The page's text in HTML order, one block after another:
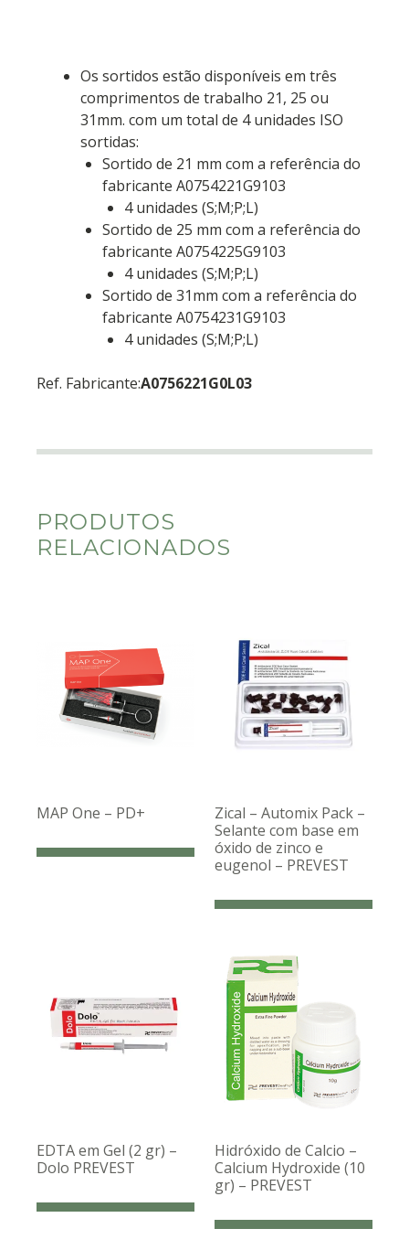
Os sortidos estão disponíveis em três
comprimentos de trabalho 21, 25 ou
31mm. com um total de 4 unidades ISO
sortidas:
Sortido de 21 mm com a referência do
fabricante A0754221G9103
4 unidades (S;M;P;L)
Sortido de 25 mm com a referência do
fabricante A0754225G9103
4 unidades (S;M;P;L)
Sortido de 31mm com a referência do
fabricante A0754231G9103
4 unidades (S;M;P;L)
Ref. Fabricante:A0756221G0L03
PRODUTOS
RELACIONADOS
MAP One – PD+
Zical – Automix Pack –
Selante com base em
óxido de zinco e
eugenol – PREVEST
EDTA em Gel (2 gr) –
Dolo PREVEST
Hidróxido de Calcio –
Calcium Hydroxide (10
gr) – PREVEST